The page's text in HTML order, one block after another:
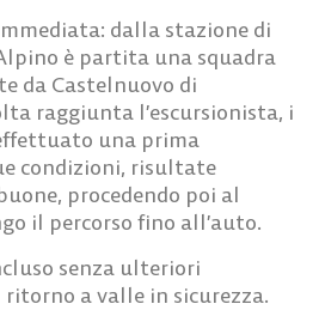
dalla stazione di
è partita una squadra
da Castelnuovo di
raggiunta l’escursionista, i
una prima
condizioni, risultate
procedendo poi al
il percorso fino all’auto.
senza ulteriori
a valle in sicurezza.